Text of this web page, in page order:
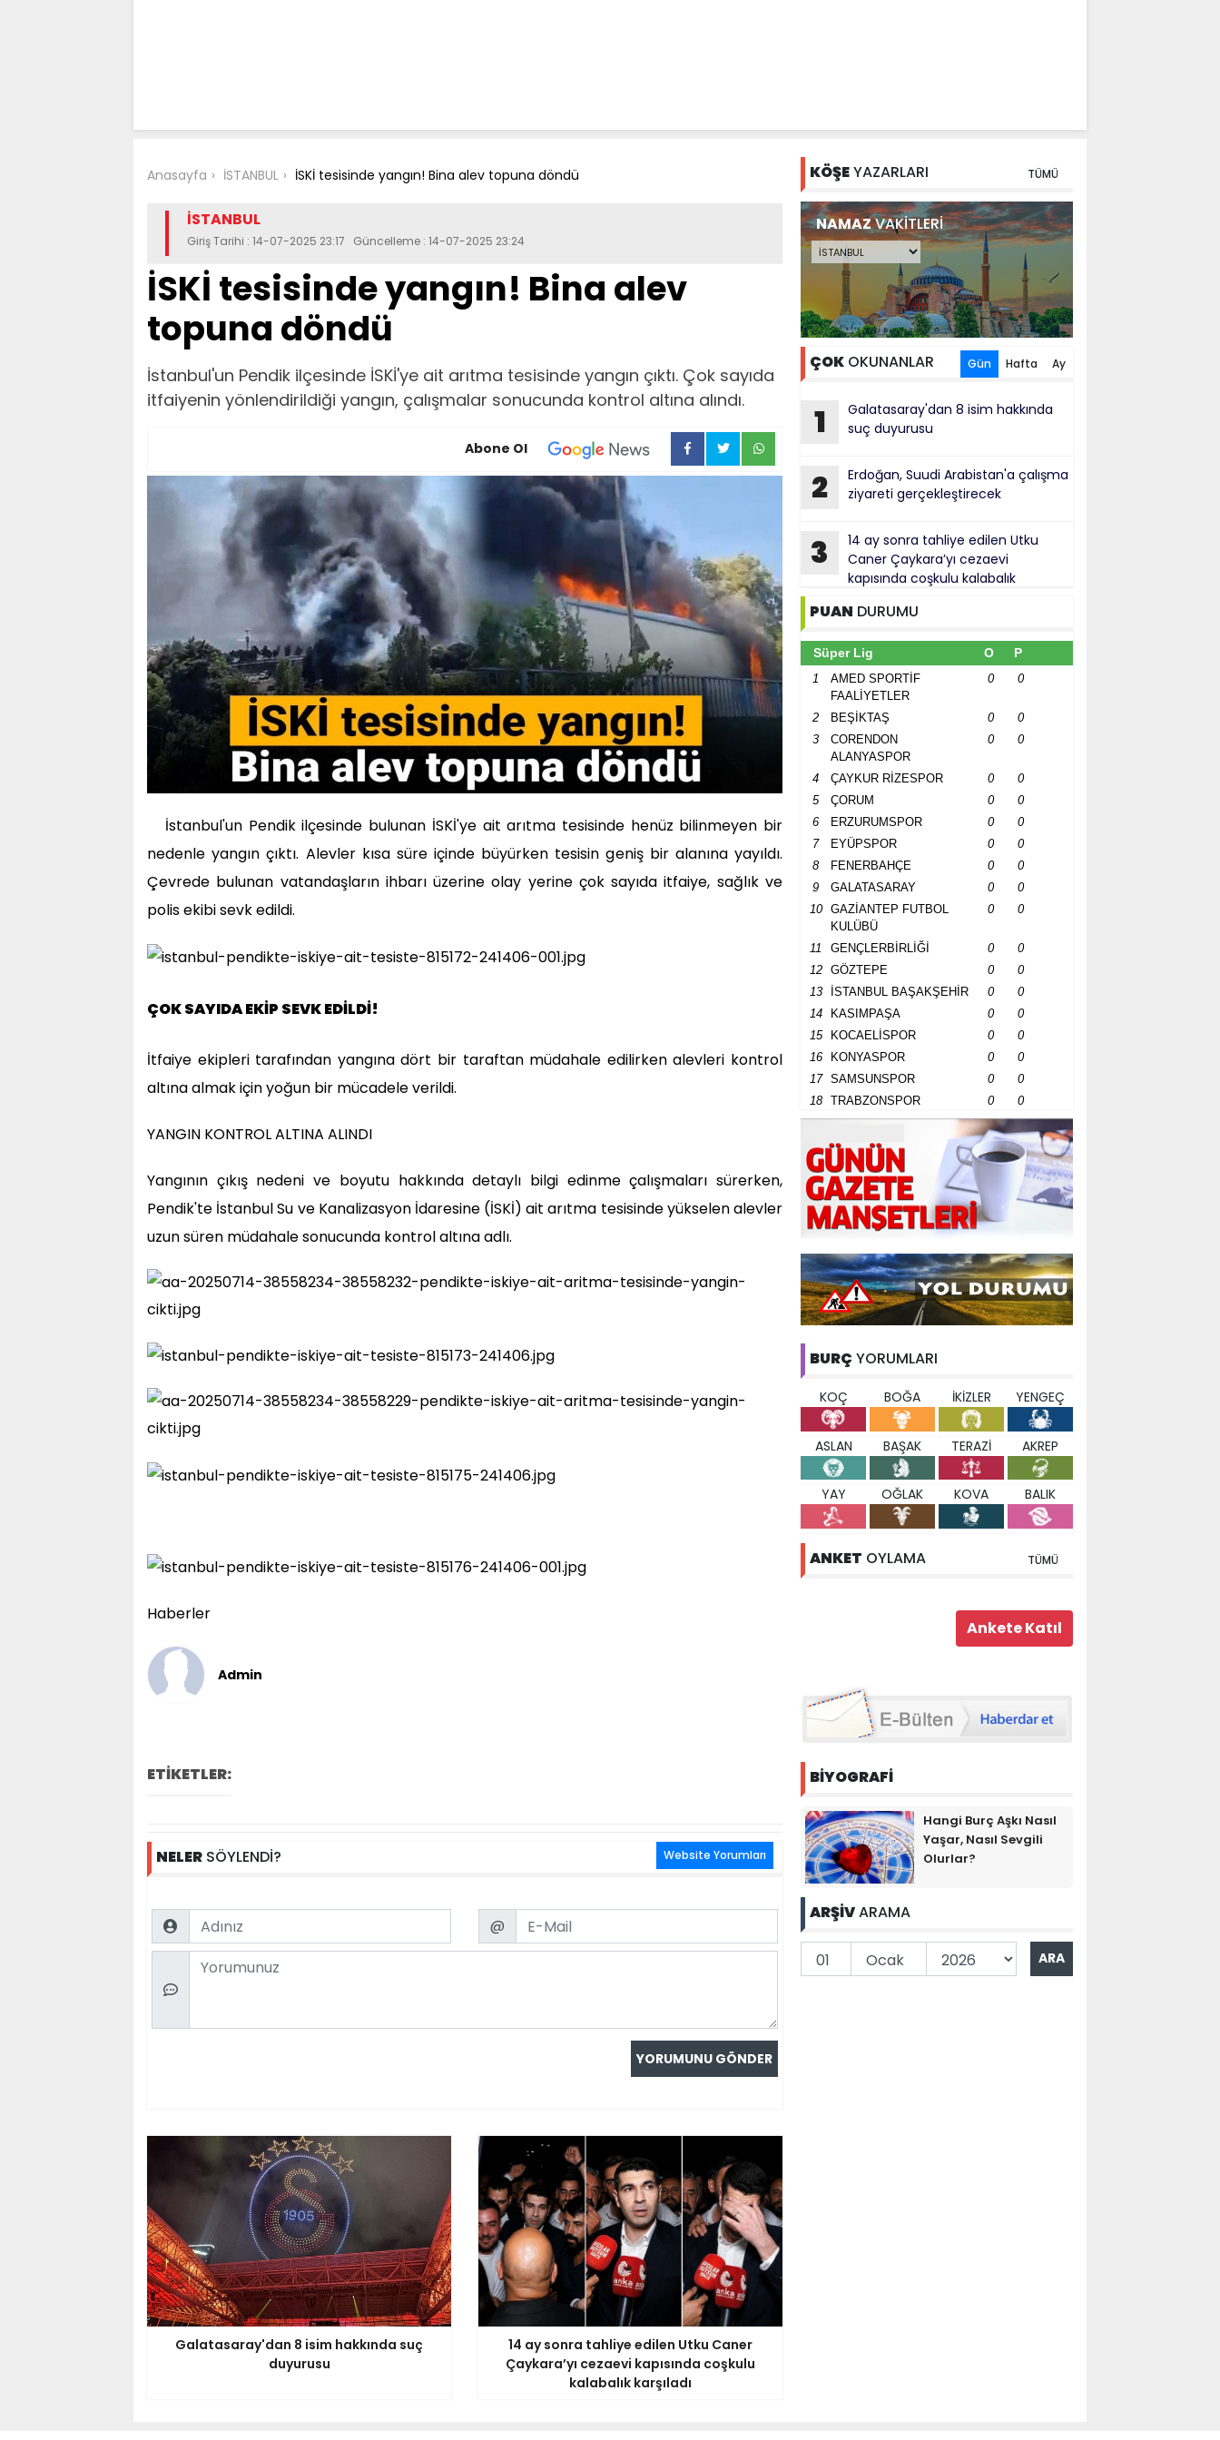
Anasayfa İSTANBUL İSKİ tesisinde yangın! Bina alev topuna döndü
İSTANBUL
Giriş Tarihi : 14-07-2025 23:17 Güncelleme : 14-07-2025 23:24
İSKİ tesisinde yangın! Bina alev
topuna döndü
İstanbul'un Pendik ilçesinde İSKİ'ye ait arıtma tesisinde yangın çıktı. Çok sayıda
itfaiyenin yönlendirildiği yangın, çalışmalar sonucunda kontrol altına alındı.
Abone Ol
İstanbul'un Pendik ilçesinde bulunan İSKİ'ye ait arıtma tesisinde henüz bilinmeyen bir
nedenle yangın çıktı. Alevler kısa süre içinde büyürken tesisin geniş bir alanına yayıldı.
Çevrede bulunan vatandaşların ihbarı üzerine olay yerine çok sayıda itfaiye, sağlık ve
polis ekibi sevk edildi.
ÇOK SAYIDA EKİP SEVK EDİLDİ!
İtfaiye ekipleri tarafından yangına dört bir taraftan müdahale edilirken alevleri kontrol
altına almak için yoğun bir mücadele verildi.
YANGIN KONTROL ALTINA ALINDI
Yangının çıkış nedeni ve boyutu hakkında detaylı bilgi edinme çalışmaları sürerken,
Pendik'te İstanbul Su ve Kanalizasyon İdaresine (İSKİ) ait arıtma tesisinde yükselen alevler
uzun süren müdahale sonucunda kontrol altına adlı.
Haberler
Admin
ETİKETLER:
NELER SÖYLENDİ? Website Yorumları
Name Email
@
Comment
Galatasaray'dan 8 isim hakkında suç
duyurusu
14 ay sonra tahliye edilen Utku Caner
Çaykara’yı cezaevi kapısında coşkulu
kalabalık karşıladı
KÖŞEYAZARLARI TÜMÜ
NAMAZVAKİTLERİ
ÇOK OKUNANLAR Gün Hafta Ay
1
Galatasaray'dan 8 isim hakkında
suç duyurusu
2
Erdoğan, Suudi Arabistan'a çalışma
ziyareti gerçekleştirecek
3
14 ay sonra tahliye edilen Utku
Caner Çaykara’yı cezaevi
kapısında coşkulu kalabalık
karşıladı
PUAN DURUMU
Süper Lig O P
1
AMED SPORTİF
FAALİYETLER
0 0
2 BEŞİKTAŞ 0
0
3
CORENDON
ALANYASPOR
0 0
4 ÇAYKUR RİZESPOR 0
0
5
ÇORUM 0
0
6
ERZURUMSPOR 0
0
7
EYÜPSPOR 0
0
8
FENERBAHÇE 0
0
9
GALATASARAY 0
0
10
GAZİANTEP FUTBOL
KULÜBÜ
0 0
11 GENÇLERBİRLİĞİ 0
0
12
GÖZTEPE 0
0
13
İSTANBUL BAŞAKŞEHİR 0
0
14
KASIMPAŞA 0
0
15
KOCAELİSPOR 0
0
16
KONYASPOR 0
0
17
SAMSUNSPOR 0
0
18
TRABZONSPOR 0 0
BURÇ YORUMLARI
KOÇ BOĞA İKİZLER YENGEÇ
ASLAN BAŞAK TERAZİ AKREP
YAY OĞLAK KOVA BALIK
ANKET OYLAMA TÜMÜ
BİYOGRAFİ
Hangi Burç Aşkı Nasıl
Yaşar, Nasıl Sevgili
Olurlar?
ARŞİVARAMA